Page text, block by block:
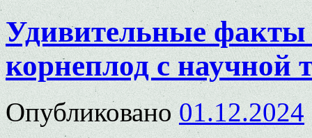
Удивительные факты
корнеплод с научной
Опубликовано 01.12.2024